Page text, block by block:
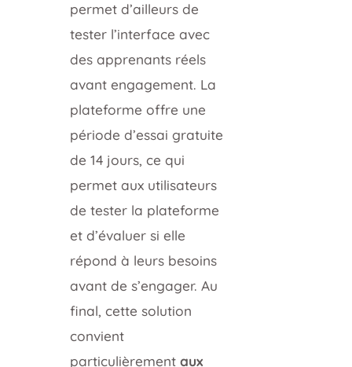
permet d’ailleurs de
tester l’interface avec
des apprenants réels
avant engagement. La
plateforme offre une
période d’essai gratuite
de 14 jours, ce qui
permet aux utilisateurs
de tester la plateforme
et d’évaluer si elle
répond à leurs besoins
avant de s’engager. Au
final, cette solution
convient
particulièrementaux